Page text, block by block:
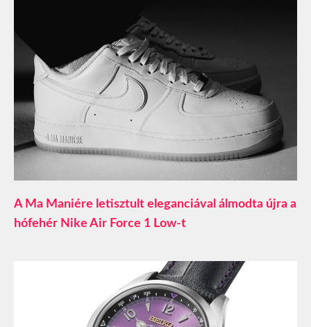
A Ma Maniére letisztult eleganciával álmodta újra a
hófehér Nike Air Force 1 Low-t